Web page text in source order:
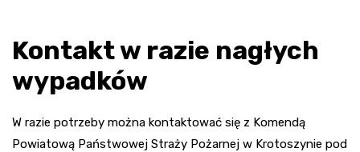
Kontakt w razie nagłych
wypadków
W razie potrzeby można kontaktować się z Komendą
Powiatową Państwowej Straży Pożarnej w Krotoszynie pod